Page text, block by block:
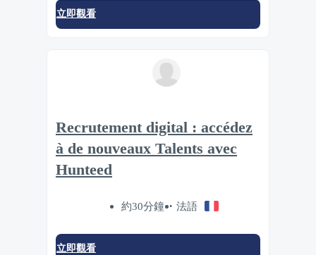
立即觀看
Recrutement digital : accédez
à de nouveaux Talents avec
Hunteed
約30分鐘 法語
立即觀看